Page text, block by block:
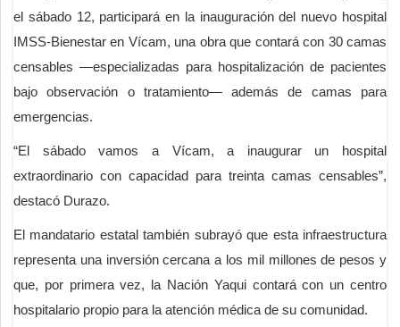
el sábado 12, participará en la inauguración del nuevo hospital
IMSS-Bienestar en Vícam, una obra que contará con 30 camas
censables —especializadas para hospitalización de pacientes
bajo observación o tratamiento— además de camas para
emergencias.
“El sábado vamos a Vícam, a inaugurar un hospital
extraordinario con capacidad para treinta camas censables”,
destacó Durazo.
El mandatario estatal también subrayó que esta infraestructura
representa una inversión cercana a los mil millones de pesos y
que, por primera vez, la Nación Yaqui contará con un centro
hospitalario propio para la atención médica de su comunidad.